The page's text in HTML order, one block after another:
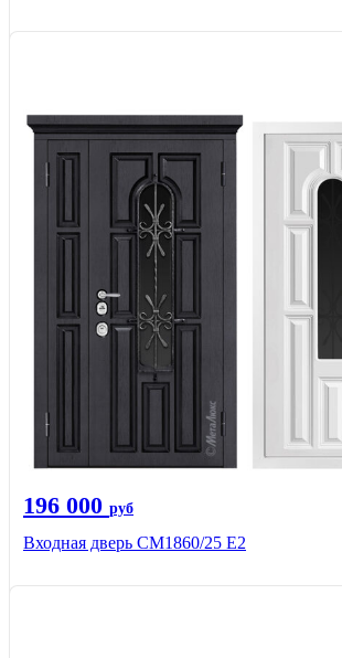
196 000 руб
Входная дверь СМ1860/25 Е2